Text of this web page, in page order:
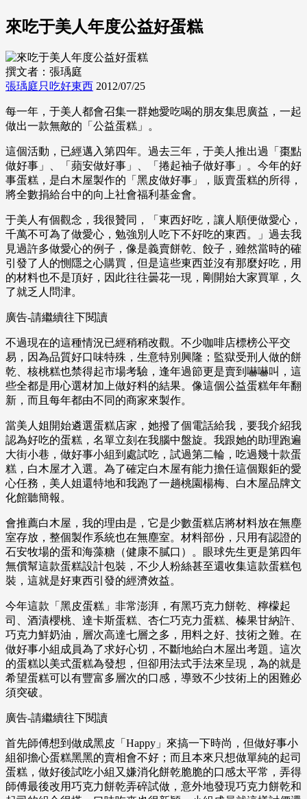
來吃于美人年度公益好蛋糕
撰文者：張瑀庭
張瑀庭只吃好東西 2012/07/25
每一年，于美人都會召集一群她愛吃喝的朋友集思廣益，一起
做出一款無敵的「公益蛋糕」。
這個活動，已經邁入第四年。過去三年，于美人推出過「棗點
做好事」、「蘋安做好事」、「捲起袖子做好事」。今年的好
事蛋糕，是白木屋製作的「黑皮做好事」，販賣蛋糕的所得，
將全數捐給台中的向上社會福利基金會。
于美人有個觀念，我很贊同，「東西好吃，讓人順便做愛心，
千萬不可為了做愛心，勉強別人吃下不好吃的東西。」過去我
見過許多做愛心的例子，像是義賣餅乾、餃子，雖然當時的確
引發了人的惻隱之心購買，但是這些東西並沒有那麼好吃，用
的材料也不是頂好，因此往往曇花一現，剛開始大家買單，久
了就乏人問津。
廣告-請繼續往下閱讀
不過現在的這種情況已經稍稍改觀。不少咖啡店標榜公平交
易，因為品質好口味特殊，生意特別興隆；監獄受刑人做的餅
乾、核桃糕也禁得起市場考驗，逢年過節更是賣到嚇嚇叫，這
些全都是用心選材加上做好料的結果。像這個公益蛋糕年年翻
新，而且每年都由不同的商家來製作。
當美人姐開始遴選蛋糕店家，她撥了個電話給我，要我介紹我
認為好吃的蛋糕，名單立刻在我腦中盤旋。我跟她的助理跑遍
大街小巷，做好事小組到處試吃，試過第二輪，吃過幾十款蛋
糕，白木屋才入選。為了確定白木屋有能力擔任這個艱鉅的愛
心任務，美人姐還特地和我跑了一趟桃園楊梅、白木屋品牌文
化館聽簡報。
會推薦白木屋，我的理由是，它是少數蛋糕店將材料放在無塵
室存放，整個製作系統也在無塵室。材料部份，只用有認證的
石安牧場的蛋和海藻糖（健康不膩口）。眼球先生更是第四年
無償幫這款蛋糕設計包裝，不少人粉絲甚至還收集這款蛋糕包
裝，這就是好東西引發的經濟效益。
今年這款「黑皮蛋糕」非常澎湃，有黑巧克力餅乾、檸檬起
司、酒漬櫻桃、達卡斯蛋糕、杏仁巧克力蛋糕、榛果甘納許、
巧克力鮮奶油，層次高達七層之多，用料之好、技術之難。在
做好事小組成員為了求好心切，不斷地給白木屋出考題。這次
的蛋糕以美式蛋糕為發想，但卻用法式手法來呈現，為的就是
希望蛋糕可以有豐富多層次的口感，導致不少技術上的困難必
須突破。
廣告-請繼續往下閱讀
首先師傅想到做成黑皮「Happy」來搞一下時尚，但做好事小
組卻擔心蛋糕黑黑的賣相會不好；而且本來只想做單純的起司
蛋糕，做好後試吃小組又嫌消化餅乾脆脆的口感太平常，弄得
師傅最後改用巧克力餅乾弄碎試做，意外地發現巧克力餅乾和